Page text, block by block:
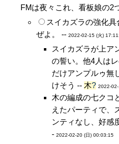
FMは夜々これ、看板娘の2
スイカズラの強化
ぜよ。 -- 2022-02-15 (火)
スイカズラが上ア
の誓い。他4人は
だけアンプルゥ無
けそう -- 木? 2022-
木の編成の七クコ
えたパーティで、
ンティなし、好感
- 2022-02-20 (日) 00:03:15